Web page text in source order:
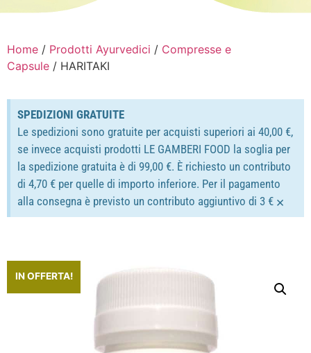
Home / Prodotti Ayurvedici / Compresse e
Capsule / HARITAKI
SPEDIZIONI GRATUITE
Le spedizioni sono gratuite per acquisti superiori ai 40,00 €,
se invece acquisti prodotti LE GAMBERI FOOD la soglia per
la spedizione gratuita è di 99,00 €. È richiesto un contributo
di 4,70 € per quelle di importo inferiore. Per il pagamento
alla consegna è previsto un contributo aggiuntivo di 3 € ×
IN OFFERTA!